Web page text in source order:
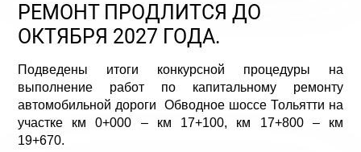
РЕМОНТ ПРОДЛИТСЯ ДО
ОКТЯБРЯ 2027 ГОДА.
Подведены итоги конкурсной процедуры на
выполнение работ по капитальному ремонту
автомобильной дороги Обводное шоссе Тольятти на
участке км 0+000 – км 17+100, км 17+800 – км
19+670.